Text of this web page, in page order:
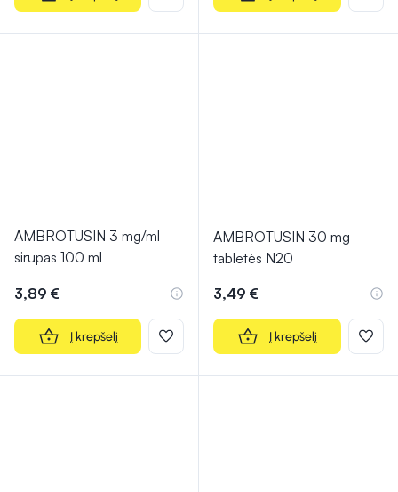
AMBROTUSIN 3 mg/ml
sirupas 100 ml
3,89 €
Į krepšelį
AMBROTUSIN 30 mg
tabletės N20
3,49 €
Į krepšelį